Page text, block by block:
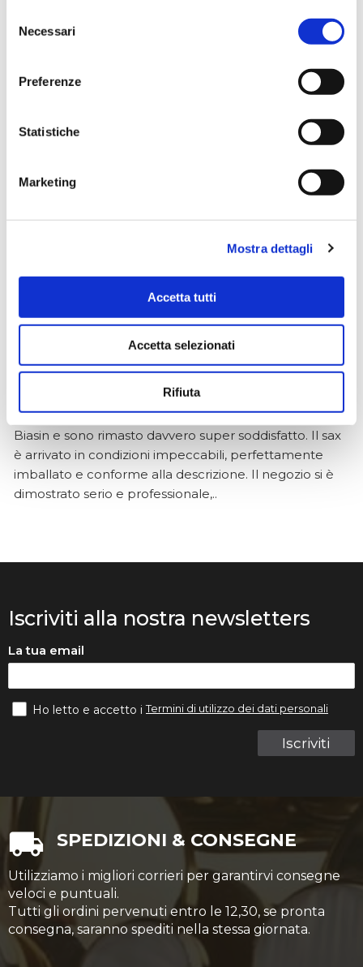
delNecessari
Preferenze
Statistiche
Marketing
Mostra dettagli
Accetta tutti
Accetta selezionati
Rifiuta
stessa meraviglia degli occhi di un bambino in un
magazzino di giocattoli😍
un mese fa
Ottima esperienza d’acquisto. Comunicazione
sorprese o ritardi. Servizio affidabile e professionale.
Ciro Pio Donnarumma
4 mesi fa
Ho acquistato un Selmer Super Action 80 serie I da
Biasin e sono rimasto davvero super soddisfatto. Il sax
è arrivato in condizioni impeccabili, perfettamente
imballato e conforme alla descrizione. Il negozio si è
dimostrato serio e professionale,..
Iscriviti alla nostra newsletters
La tua email
Iscriviti
Ho letto e accetto iTermini di utilizzo dei dati personali
SPEDIZIONI & CONSEGNE
Utilizziamo i migliori corrieri per garantirvi consegne
veloci e puntuali.
Tutti gli ordini pervenuti entro le 12,30, se pronta
consegna, saranno spediti nella stessa giornata.